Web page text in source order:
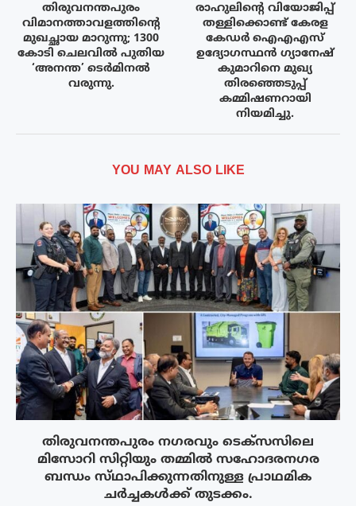
തിരുവനന്തപുരം
വിമാനത്താവളത്തിന്റെ
മുഖച്ഛായ മാറുന്നു; 1300
കോടി ചെലവില്‍ പുതിയ
‘അനന്ത’ ടെര്‍മിനല്‍
വരുന്നു.
രാഹുലിന്റെ വിയോജിപ്പ്
തള്ളിക്കൊണ്ട് കേരള
കേഡർ ഐഎഎസ്
ഉദ്യോഗസ്ഥൻ ഗ്യാനേഷ്
കുമാറിനെ മുഖ്യ
തിരഞ്ഞെടുപ്പ്
കമ്മിഷണറായി
നിയമിച്ചു.
YOU MAY ALSO LIKE
തിരുവനന്തപുരം നഗരവും ടെക്‌സസിലെ
മിസോറി സിറ്റിയും തമ്മിൽ സഹോദരനഗര
ബന്ധം സ്‌ഥാപിക്കുന്നതിനുള്ള പ്രാഥമിക
ചർച്ചകൾക്ക് തുടക്കം.